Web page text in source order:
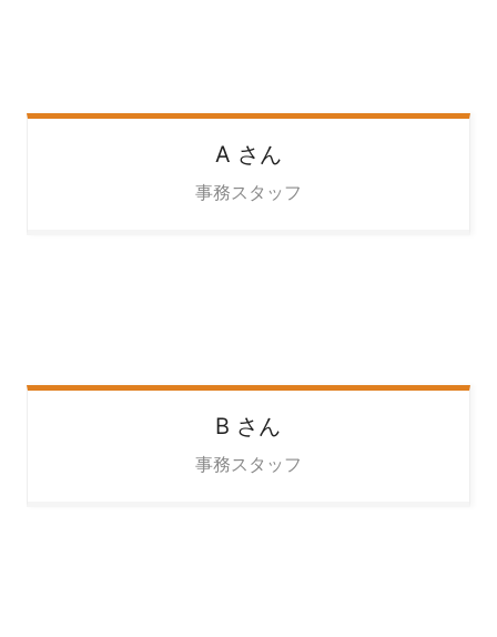
A さん
事務スタッフ
B さん
事務スタッフ